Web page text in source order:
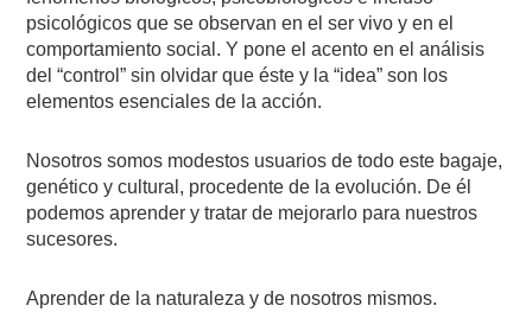
psicológicos que se observan en el ser vivo y en el
comportamiento social. Y pone el acento en el análisis
del “control” sin olvidar que éste y la “idea” son los
elementos esenciales de la acción.
Nosotros somos modestos usuarios de todo este bagaje,
genético y cultural, procedente de la evolución. De él
podemos aprender y tratar de mejorarlo para nuestros
sucesores.
Aprender de la naturaleza y de nosotros mismos.